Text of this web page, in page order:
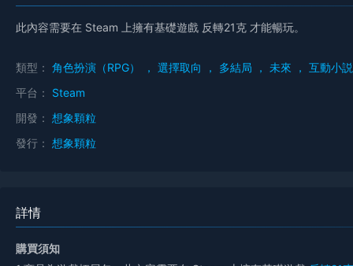
此內容需要在 Steam 上擁有基礎遊戲 反轉21克 才能暢玩。
類型： 角色扮演（RPG） ， 選擇取向 ， 多結局 ， 未來 ， 互動小説
平台： Steam
開發： 想象顆粒
發行： 想象顆粒
詳情
購買須知